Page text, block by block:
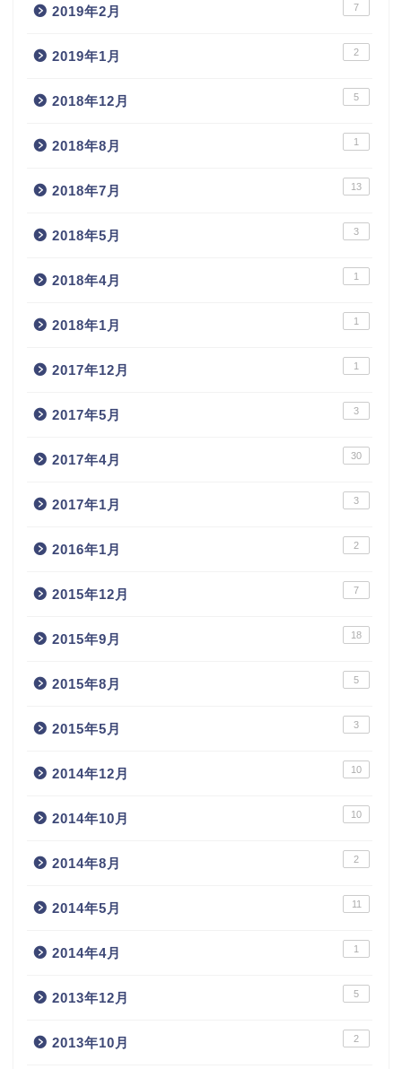
2019年2月 7
2019年1月 2
2018年12月 5
2018年8月 1
2018年7月 13
2018年5月 3
2018年4月 1
2018年1月 1
2017年12月 1
2017年5月 3
2017年4月 30
2017年1月 3
2016年1月 2
2015年12月 7
2015年9月 18
2015年8月 5
2015年5月 3
2014年12月 10
2014年10月 10
2014年8月 2
2014年5月 11
2014年4月 1
2013年12月 5
2013年10月 2